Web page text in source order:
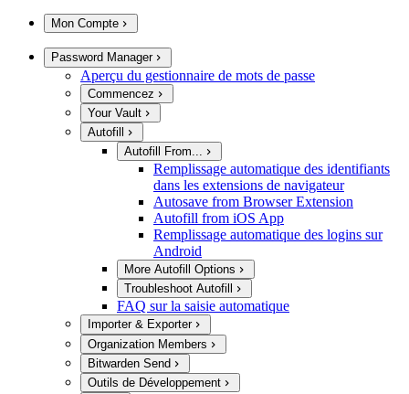
Mon Compte
Password Manager
Aperçu du gestionnaire de mots de passe
Commencez
Your Vault
Autofill
Autofill From...
Remplissage automatique des identifiants
dans les extensions de navigateur
Autosave from Browser Extension
Autofill from iOS App
Remplissage automatique des logins sur
Android
More Autofill Options
Troubleshoot Autofill
FAQ sur la saisie automatique
Importer & Exporter
Organization Members
Bitwarden Send
Outils de Développement